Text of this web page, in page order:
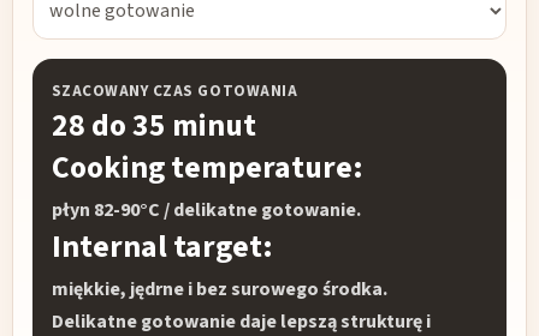
SZACOWANY CZAS GOTOWANIA
28 do 35 minut
Cooking temperature:
płyn 82-90°C / delikatne gotowanie.
Internal target:
miękkie, jędrne i bez surowego środka.
Delikatne gotowanie daje lepszą strukturę i